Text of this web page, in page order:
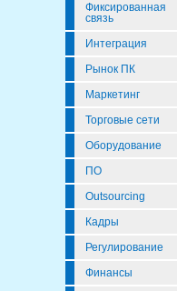
Фиксированная
связь
Интеграция
Рынок ПК
Маркетинг
Торговые сети
Оборудование
ПО
Outsourcing
Кадры
Регулирование
Финансы